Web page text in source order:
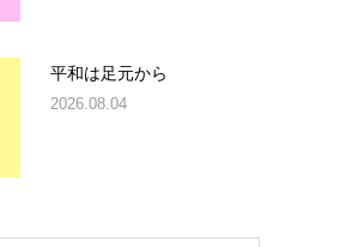
平和は足元から
2026.08.04